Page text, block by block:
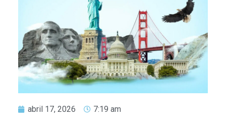
abril 17, 2026 7:19 am